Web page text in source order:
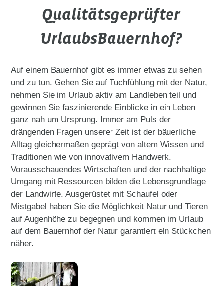
Qualitätsgeprüfter
UrlaubsBauernhof?
Auf einem Bauernhof gibt es immer etwas zu sehen
und zu tun. Gehen Sie auf Tuchfühlung mit der Natur,
nehmen Sie im Urlaub aktiv am Landleben teil und
gewinnen Sie faszinierende Einblicke in ein Leben
ganz nah um Ursprung. Immer am Puls der
drängenden Fragen unserer Zeit ist der bäuerliche
Alltag gleichermaßen geprägt von altem Wissen und
Traditionen wie von innovativem Handwerk.
Vorausschauendes Wirtschaften und der nachhaltige
Umgang mit Ressourcen bilden die Lebensgrundlage
der Landwirte. Ausgerüstet mit Schaufel oder
Mistgabel haben Sie die Möglichkeit Natur und Tieren
auf Augenhöhe zu begegnen und kommen im Urlaub
auf dem Bauernhof der Natur garantiert ein Stückchen
näher.